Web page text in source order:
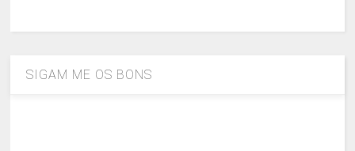
SIGAM ME OS BONS